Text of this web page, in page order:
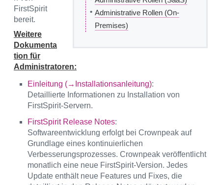
• Administrative Rollen (On-
Premises)
FirstSpirit
bereit.
Weitere
Dokumenta
tion für
Administratoren:
Einleitung (→Installationsanleitung):
Detaillierte Informationen zu Installation von
FirstSpirit-Servern.
FirstSpirit Release Notes:
Softwareentwicklung erfolgt bei Crownpeak auf
Grundlage eines kontinuierlichen
Verbesserungsprozesses. Crownpeak veröffentlicht
monatlich eine neue FirstSpirit-Version. Jedes
Update enthält neue Features und Fixes, die